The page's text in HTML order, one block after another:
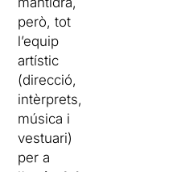
però, tot
l’equip
artístic
(direcció,
intèrprets,
música i
vestuari)
per a